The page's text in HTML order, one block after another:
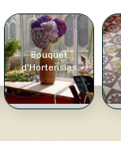
Bouquet
d'Hortensias